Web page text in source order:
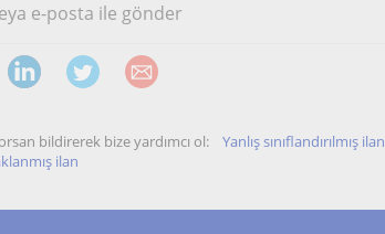
e-posta ile gönder
bildirerek bize yardımcı ol: Yanlış sınıflandırılmış ilan
ilan